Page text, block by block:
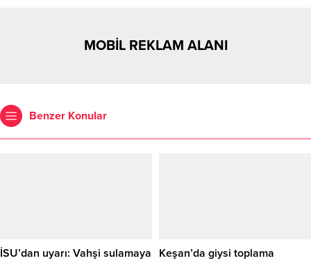
MOBİL REKLAM ALANI
Benzer Konular
İSU’dan uyarı: Vahşi sulamaya
Keşan’da giysi toplama